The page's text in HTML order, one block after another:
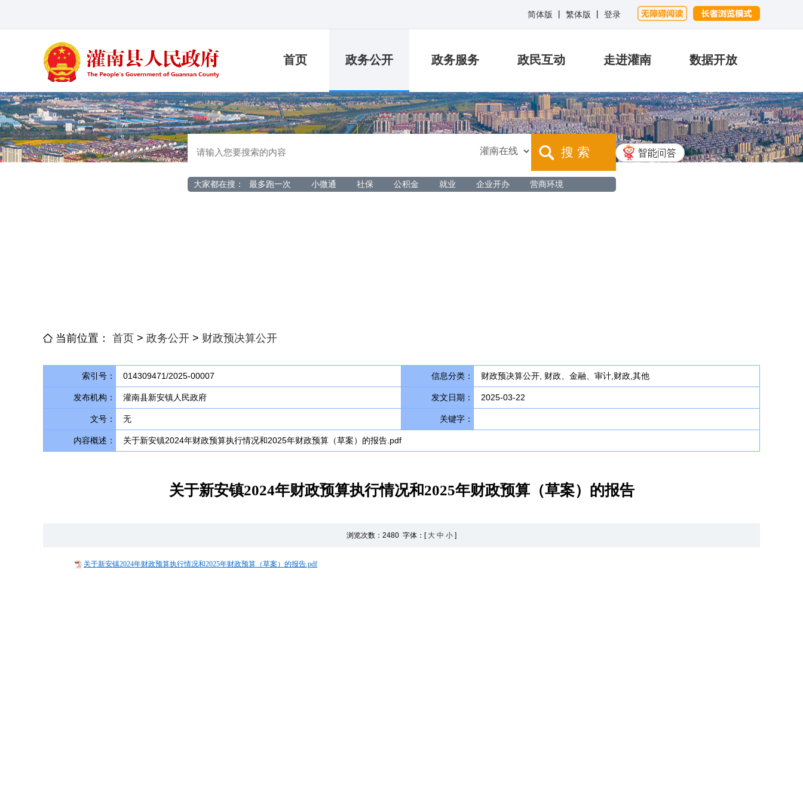
简体版 繁体版 登录
首页 政务公开 政务服务 政民互动 走进灌南 数据开放
搜 索
大家都在搜： 最多跑一次 小微通 社保 公积金 就业 企业开办 营商环境
当前位置： 首页 > 政务公开 > 财政预决算公开
索引号： 014309471/2025-00007 信息分类： 财政预决算公开, 财政、金融、审计,财政,其他
发布机构： 灌南县新安镇人民政府 发文日期： 2025-03-22
文号： 无 关键字：
内容概述： 关于新安镇2024年财政预算执行情况和2025年财政预算（草案）的报告.pdf
关于新安镇2024年财政预算执行情况和2025年财政预算（草案）的报告
浏览次数： 2480 字体：[ 大 中 小 ]
关于新安镇2024年财政预算执行情况和2025年财政预算（草案）的报告.pdf